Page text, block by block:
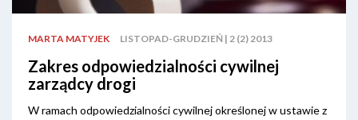
MARTA MATYJEK LISTOPAD-GRUDZIEŃ | 2 (2) 2013
Zakres odpowiedzialności cywilnej
zarządcy drogi
W ramach odpowiedzialności cywilnej określonej w ustawie z